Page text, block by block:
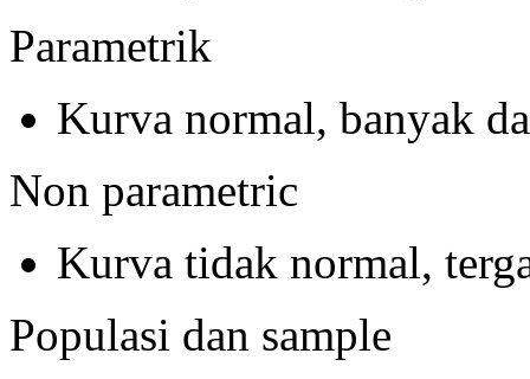
Parametrik
Kurva normal, banyak
Non parametric
Kurva tidak normal,
Populasi dan sample